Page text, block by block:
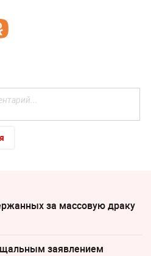
за массовую драку
заявлением